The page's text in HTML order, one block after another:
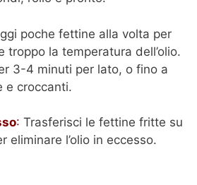
poche fettine alla volta per
troppo la temperatura dell’olio.
3-4 minuti per lato, o fino a
e croccanti.
: Trasferisci le fettine fritte su
eliminare l’olio in eccesso.